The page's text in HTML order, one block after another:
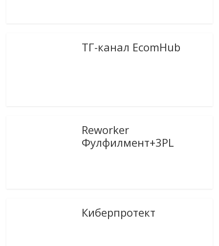
ТГ-канал EcomHub
Reworker
Фулфилмент+3PL
Киберпротект